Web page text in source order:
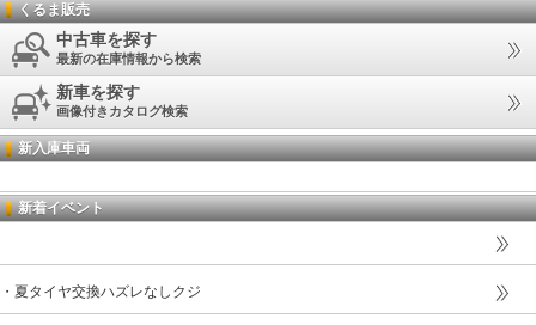
くるま販売
中古車を探す
最新の在庫情報から検索
新車を探す
画像付きカタログ検索
新入庫車両
新着イベント
・夏タイヤ交換ハズレなしクジ